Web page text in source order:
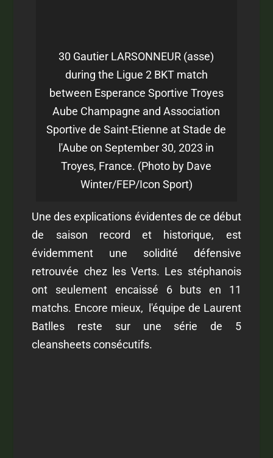
30 Gautier LARSONNEUR (asse)
during the Ligue 2 BKT match
between Esperance Sportive Troyes
Aube Champagne and Association
Sportive de Saint-Etienne at Stade de
l'Aube on September 30, 2023 in
Troyes, France. (Photo by Dave
Winter/FEP/Icon Sport)
Une des explications évidentes de ce début
de saison record et historique, est
évidemment une solidité défensive
retrouvée chez les Verts. Les stéphanois
ont seulement encaissé 6 buts en 11
matchs. Encore mieux, l'équipe de Laurent
Batlles reste sur une série de 5
cleansheets consécutifs.